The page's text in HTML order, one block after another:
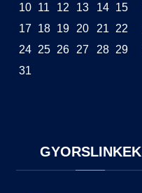
10
11 12 13 14 15
17
18 19 20 21 22
24
25 26 27 28 29
31
GYORSLINKEK